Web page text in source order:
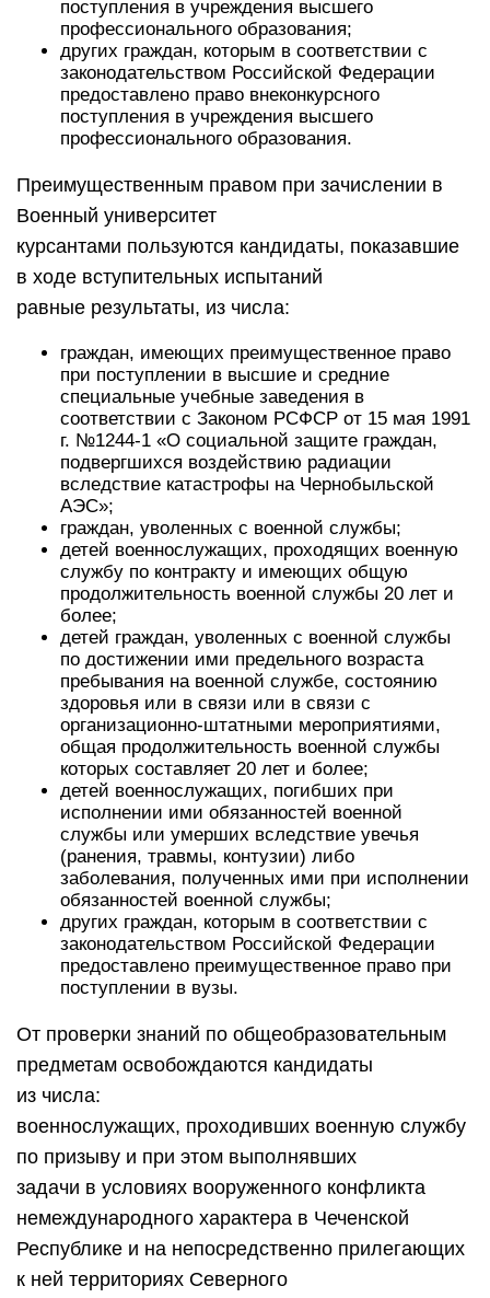
поступления в учреждения высшего
профессионального образования;
других граждан, которым в соответствии с
законодательством Российской Федерации
предоставлено право внеконкурсного
поступления в учреждения высшего
профессионального образования.
Преимущественным правом при зачислении в
Военный университет
курсантами пользуются кандидаты, показавшие
в ходе вступительных испытаний
равные результаты, из числа:
граждан, имеющих преимущественное право
при поступлении в высшие и средние
специальные учебные заведения в
соответствии с Законом РСФСР от 15 мая 1991
г. №1244-1 «О социальной защите граждан,
подвергшихся воздействию радиации
вследствие катастрофы на Чернобыльской
АЭС»;
граждан, уволенных с военной службы;
детей военнослужащих, проходящих военную
службу по контракту и имеющих общую
продолжительность военной службы 20 лет и
более;
детей граждан, уволенных с военной службы
по достижении ими предельного возраста
пребывания на военной службе, состоянию
здоровья или в связи или в связи с
организационно-штатными мероприятиями,
общая продолжительность военной службы
которых составляет 20 лет и более;
детей военнослужащих, погибших при
исполнении ими обязанностей военной
службы или умерших вследствие увечья
(ранения, травмы, контузии) либо
заболевания, полученных ими при исполнении
обязанностей военной службы;
других граждан, которым в соответствии с
законодательством Российской Федерации
предоставлено преимущественное право при
поступлении в вузы.
От проверки знаний по общеобразовательным
предметам освобождаются кандидаты
из числа:
военнослужащих, проходивших военную службу
по призыву и при этом выполнявших
задачи в условиях вооруженного конфликта
немеждународного характера в Чеченской
Республике и на непосредственно прилегающих
к ней территориях Северного